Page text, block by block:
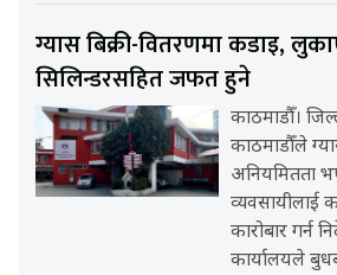
ग्यास बिक्री-वितरणमा कडाइ,
सिलिन्डरसहित जफत हुने
काठमाडौँ।
काठमाडौँले
अनियमितता
व्यवसायीलाई
कारोबार गर्न
कार्यालयले